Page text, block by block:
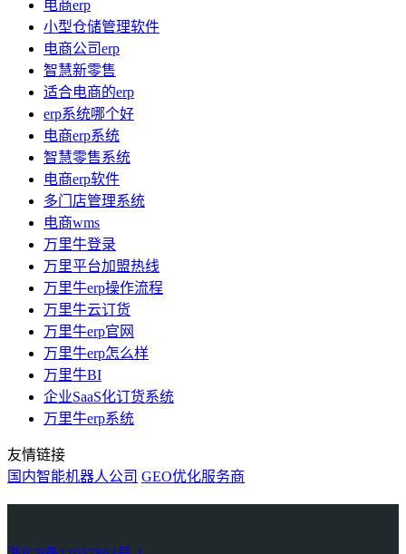
电商erp
小型仓储管理软件
电商公司erp
智慧新零售
适合电商的erp
erp系统哪个好
电商erp系统
智慧零售系统
电商erp软件
多门店管理系统
电商wms
万里牛登录
万里平台加盟热线
万里牛erp操作流程
万里牛云订货
万里牛erp官网
万里牛erp怎么样
万里牛BI
企业SaaS化订货系统
万里牛erp系统
友情链接
国内智能机器人公司 GEO优化服务商